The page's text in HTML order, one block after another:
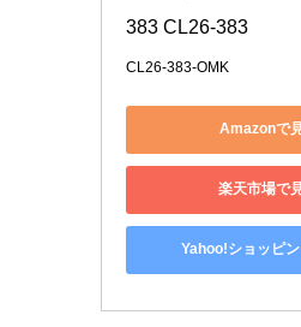
383 CL26-383
CL26-383-OMK
Amazonで
楽天市場で
Yahoo!ショッピ